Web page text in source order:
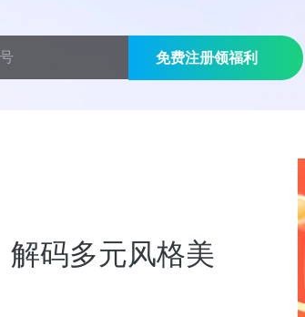
免费注册领福利
解码多元风格美